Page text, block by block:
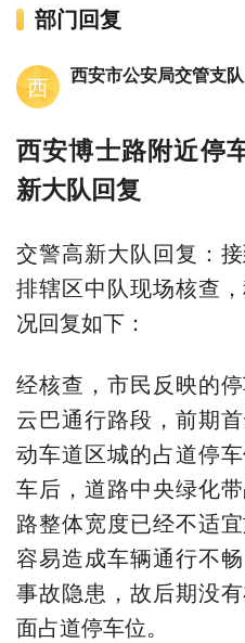
部门回复
西 西安市公安局交管支队
西安博士路附近停
新大队回复
交警高新大队回复：
排辖区中队现场核查
况回复如下：
经核查，市民反映的
云巴通行路段，前期
动车道区城的占道停
车后，道路中央绿化
路整体宽度已经不适
容易造成车辆通行不
事故隐患，故后期没
面占道停车位。